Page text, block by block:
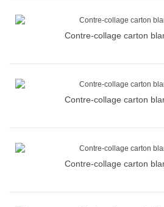
Contre-collage carton
Contre-collage carton
Contre-collage carton